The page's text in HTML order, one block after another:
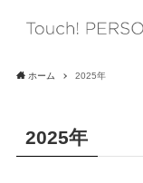
ホーム 2025年
2025年